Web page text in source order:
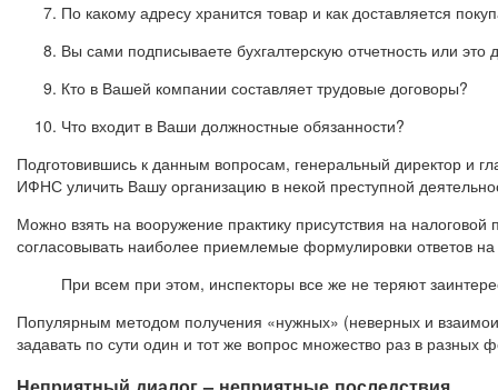
По какому адресу хранится товар и как доставляется
Вы сами подписываете бухгалтерскую отчетность или это
Кто в Вашей компании составляет трудовые договоры?
Что входит в Ваши должностные обязанности?
Подготовившись к данным вопросам, генеральный директор и
ИФНС уличить Вашу организацию в некой преступной
Можно взять на вооружение практику присутствия на
согласовывать наиболее приемлемые формулировки ответов
При всем при этом, инспекторы все же не теряют
Популярным методом получения «нужных» (неверных и
задавать по сути один и тот же вопрос множество раз в